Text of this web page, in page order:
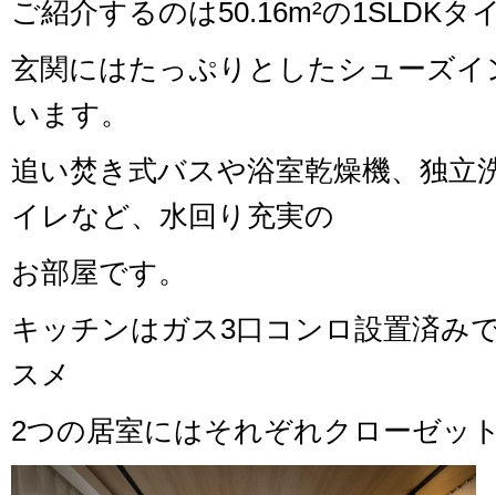
ご紹介するのは50.16m²の1SLDKタ
玄関にはたっぷりとしたシューズ
います。
追い焚き式バスや浴室乾燥機、独立
イレなど、水回り充実の
お部屋です。
キッチンはガス3口コンロ設置済み
スメ
2つの居室にはそれぞれクローゼッ